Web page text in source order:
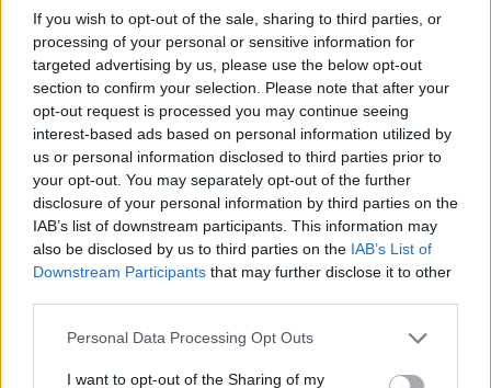
If you wish to opt-out of the sale, sharing to third parties, or
processing of your personal or sensitive information for
targeted advertising by us, please use the below opt-out
section to confirm your selection. Please note that after your
opt-out request is processed you may continue seeing
interest-based ads based on personal information utilized by
us or personal information disclosed to third parties prior to
your opt-out. You may separately opt-out of the further
disclosure of your personal information by third parties on the
IAB’s list of downstream participants. This information may
also be disclosed by us to third parties on the IAB’s List of
Downstream Participants that may further disclose it to other
Personal Data Processing Opt Outs
I want to opt-out of the Sharing of my
21.04.26
Ξεχάστε το θερμόμετρο και το «πιες νεράκι». Η νέα ζέστη
μετριέται στο πόσο γρήγορα λυγίζει το σώμα, ενώ οι πόλεις
συνεχίζουν να λειτουργούν σαν να βρισκόμαστε ακόμη στο
1994 και περιμένουμε αεράκι.